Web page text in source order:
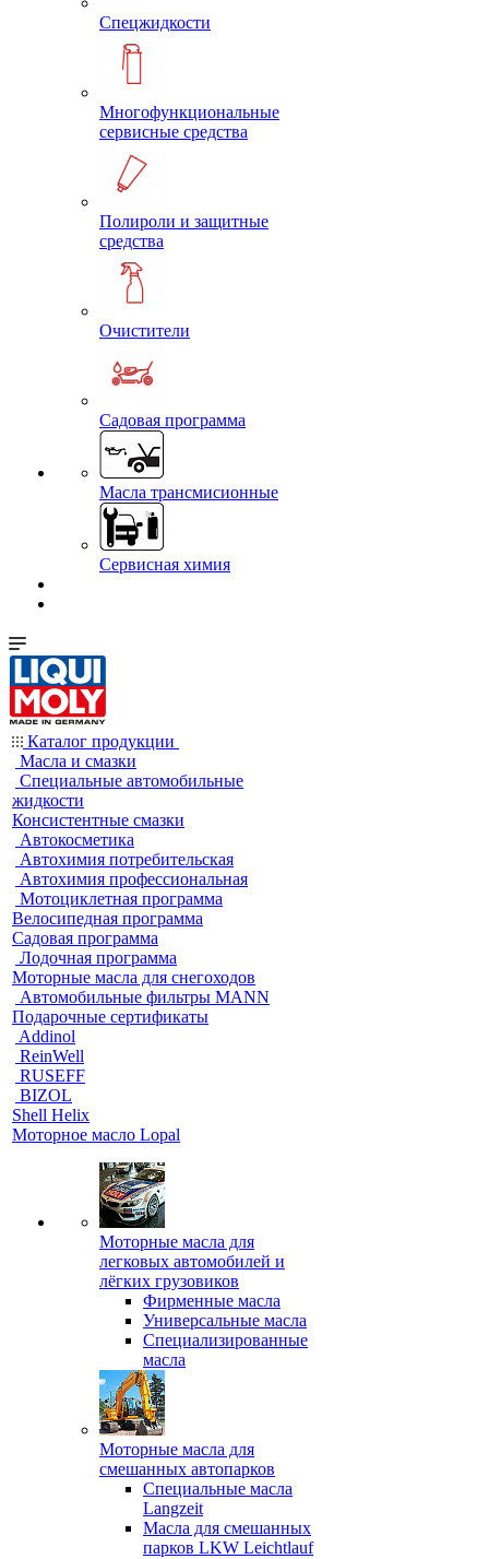
Спецжидкости
Многофункциональные
сервисные средства
Полироли и защитные
средства
Очистители
Садовая программа
Масла трансмисионные
Сервисная химия
Каталог продукции
Масла и смазки
Специальные автомобильные
жидкости
Консистентные смазки
Автокосметика
Автохимия потребительская
Автохимия профессиональная
Мотоциклетная программа
Велосипедная программа
Садовая программа
Лодочная программа
Моторные масла для снегоходов
Автомобильные фильтры MANN
Подарочные сертификаты
Addinol
ReinWell
RUSEFF
BIZOL
Shell Helix
Моторное масло Lopal
Моторные масла для
легковых автомобилей и
лёгких грузовиков
Фирменные масла
Универсальные масла
Специализированные
масла
Моторные масла для
смешанных автопарков
Специальные масла
Langzeit
Масла для смешанных
парков LKW Leichtlauf